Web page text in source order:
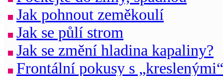
Jak pohnout zeměkoulí
Jak se půlí strom
Jak se změní hladina kapaliny?
Frontální pokusy s